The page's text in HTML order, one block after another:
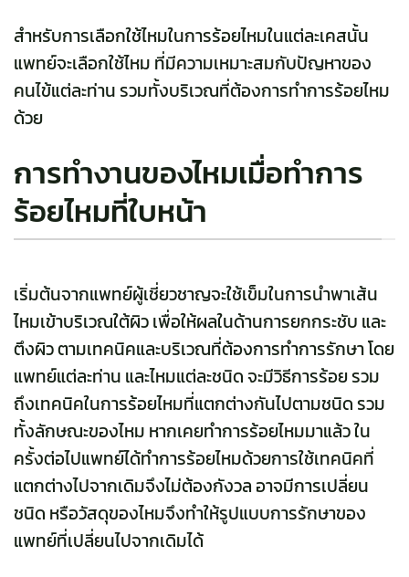
สำหรับการเลือกใช้ไหมในการร้อยไหมในแต่ละเคสนั้น
แพทย์จะเลือกใช้ไหม ที่มีความเหมาะสมกับปัญหาของ
คนไข้แต่ละท่าน รวมทั้งบริเวณที่ต้องการทำการร้อยไหม
ด้วย
การทำงานของไหมเมื่อทำการ
ร้อยไหมที่ใบหน้า
เริ่มต้นจากแพทย์ผู้เชี่ยวชาญจะใช้เข็มในการนำพาเส้น
ไหมเข้าบริเวณใต้ผิว เพื่อให้ผลในด้านการยกกระชับ และ
ตึงผิว ตามเทคนิคและบริเวณที่ต้องการทำการรักษา โดย
แพทย์แต่ละท่าน และไหมแต่ละชนิด จะมีวิธีการร้อย รวม
ถึงเทคนิคในการร้อยไหมที่แตกต่างกันไปตามชนิด รวม
ทั้งลักษณะของไหม หากเคยทำการร้อยไหมมาแล้ว ใน
ครั้งต่อไปแพทย์ได้ทำการร้อยไหมด้วยการใช้เทคนิคที่
แตกต่างไปจากเดิมจึงไม่ต้องกังวล อาจมีการเปลี่ยน
ชนิด หรือวัสดุของไหมจึงทำให้รูปแบบการรักษาของ
แพทย์ที่เปลี่ยนไปจากเดิมได้